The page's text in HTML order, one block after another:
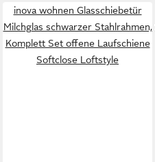
inova wohnen Glasschiebetür
Milchglas schwarzer Stahlrahmen,
Komplett Set offene Laufschiene
Softclose Loftstyle